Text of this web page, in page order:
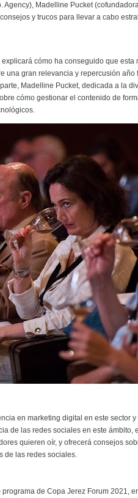
Madelline Pucket
y trucos para llevar a cabo
cómo ha conseguido que
una gran relevancia y repercusión
Madelline Pucket, dedicada a la
cómo gestionar el contenido de
en marketing digital en este sector
de las redes sociales en este ámbito,
quieren oír, y ofrecerá consejos
de las redes sociales.
de Copa Jerez Forum 2021,